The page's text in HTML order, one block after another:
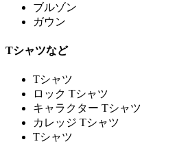
ブルゾン
ガウン
Tシャツなど
Tシャツ
ロック Tシャツ
キャラクター Tシャツ
カレッジ Tシャツ
Tシャツ